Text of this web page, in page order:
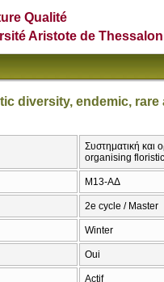
Qualité
Aristote de
diversity, endemic,
Συστηματική και
organising
Μ13-ΑΔ
2e cycle / Master
Winter
Oui
Actif